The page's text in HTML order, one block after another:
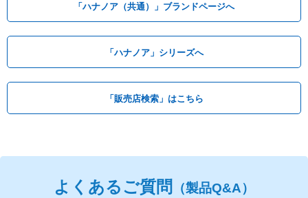
「ハナノア（共通）」ブランドページへ
「ハナノア」シリーズへ
「販売店検索」はこちら
よくあるご質問 （製品Q&A）